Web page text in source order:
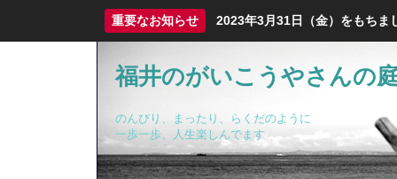
重要なお知らせ 2023年3月31日（金）をもちま
福井のがいこうやさんの
のんびり、まったり、らくだのように
一歩一歩、人生楽しんでます